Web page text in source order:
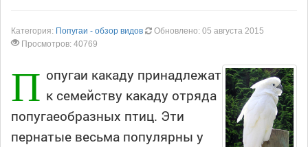
Категория: Попугаи - обзор видов
Обновлено: 05 августа 2015
Просмотров: 40769
П опугаи какаду принадлежат
к семейству какаду отряда
попугаеобразных птиц. Эти
пернатые весьма популярны у